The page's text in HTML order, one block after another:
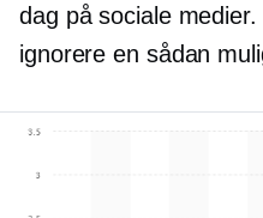
dag på sociale
ignorere en sådan